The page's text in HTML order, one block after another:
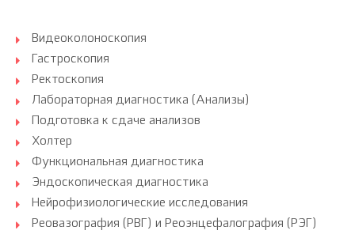
Видеоколоноскопия
Гастроскопия
Ректоскопия
Лабораторная диагностика (Анализы)
Подготовка к сдаче анализов
Холтер
Функциональная диагностика
Эндоскопическая диагностика
Нейрофизиологические исследования
Реовазография (РВГ) и Реоэнцефалография (РЭГ)